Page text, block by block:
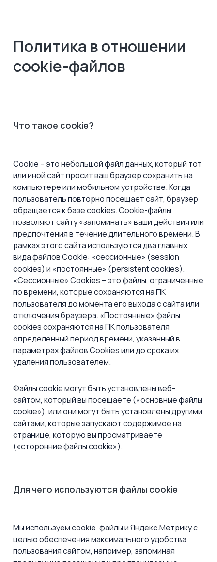
Политика в отношении
cookie-файлов
Что такое cookie?
Cookie – это небольшой файл данных, который тот
или иной сайт просит ваш браузер сохранить на
компьютере или мобильном устройстве. Когда
пользователь повторно посещает сайт, браузер
обращается к базе cookies. Cookie-файлы
позволяют сайту «запоминать» ваши действия или
предпочтения в течение длительного времени. В
рамках этого сайта используются два главных
вида файлов Cookie: «сессионные» (session
cookies) и «постоянные» (persistent cookies).
«Сессионные» Cookies – это файлы, ограниченные
по времени, которые сохраняются на ПК
пользователя до момента его выхода с сайта или
отключения браузера. «Постоянные» файлы
cookies сохраняются на ПК пользователя
определенный период времени, указанный в
параметрах файлов Cookies или до срока их
удаления пользователем.
Файлы сookie могут быть установлены веб-
сайтом, который вы посещаете («основные файлы
сookie»), или они могут быть установлены другими
сайтами, которые запускают содержимое на
странице, которую вы просматриваете
(«сторонние файлы сookie»).
Для чего используются файлы cookie
Мы используем cookie-файлы и Яндекс.Метрику с
целью обеспечения максимального удобства
пользования сайтом, например, запоминая